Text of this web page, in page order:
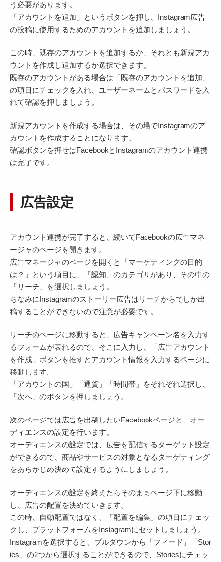
う必要があります。
「アカウントを追加」というボタンを押し、Instagram広告
の投稿に使用するためのアカウントを追加しましょう。
この時、既存のアカウントを追加するか、それとも新規アカ
ウントを作成し追加するか選択できます。
既存のアカウントがある場合は「既存のアカウントを追加」
の項目にチェックを入れ、ユーザーネームとパスワードを入
れて確認を押しましょう。
新規アカウントを作成する場合は、その場でInstagramのア
カウントを作成することになります。
確認ボタンを押せばFacebookとInstagramのアカウント連携
は完了です。
広告設定
アカウント連携が完了すると、続いてFacebookの広告マネ
ージャのページを開きます。
広告マネージャのページを開くと「マーケティングの目的
は？」という項目に、「認知」のカテゴリがあり、その中の
「リーチ」を選択しましょう。
ちなみにInstagramのストーリー広告はリーチからでしか出
稿することができないので注意が必要です。
リーチのページに移動すると、広告キャンペーン名を入力す
るフォームが表れるので、そこに入力し、「広告アカウント
を作成」ボタンを推すとアカウント情報を入力するページに
移動します。
「アカウントの国」「通貨」「時間帯」をそれぞれ選択し、
「次へ」のボタンを押しましょう。
次のページでは広告を出稿したいFacebookページと、オー
ディエンスの設定を行います。
オーディエンスの設定では、広告を配信するターゲット設定
ができるので、商品やサービスの対象となるターゲティング
をあらかじめ決めて設定するようにしましょう。
オーディエンスの設定を終えたらそのままページ下に移動
し、広告の配置を決めていきます。
この時、自動配置ではなく、「配置を編集」の項目にチェッ
クし、プラットフォームをInstagramにセットしましょう。
Instagramを選択すると、プルダウンから「フィード」「Stor
ies」の2つから選択することができるので、Storiesにチェッ